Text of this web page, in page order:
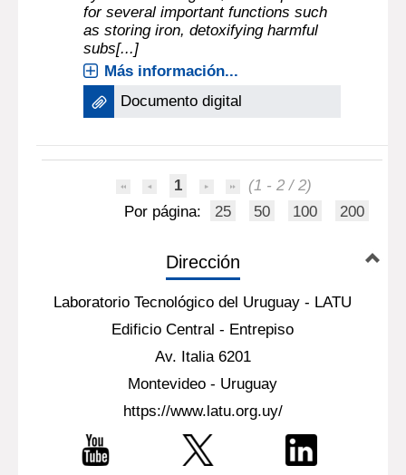
for several important functions such
as storing iron, detoxifying harmful
subs[...]
Más información...
Documento digital
1
(1 - 2 / 2)
Por página:
25 50 100 200
Dirección
Laboratorio Tecnológico del Uruguay - LATU
Edificio Central - Entrepiso
Av. Italia 6201
Montevideo - Uruguay
https://www.latu.org.uy/